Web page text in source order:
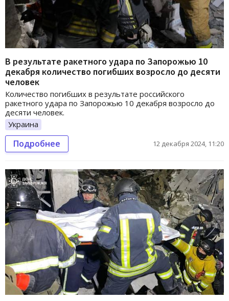
В результате ракетного удара по Запорожью 10
декабря количество погибших возросло до десяти
человек
Количество погибших в результате российского
ракетного удара по Запорожью 10 декабря возросло до
десяти человек.
Украина
Подробнее 12 декабря 2024, 11:20